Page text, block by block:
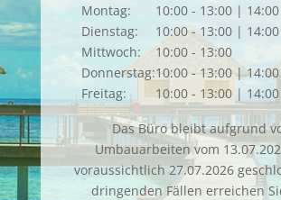
Montag:
Dienstag:
Mittwoch:
Donnerstag:
Freitag:
10:00 - 13:00 |
10:00 - 13:00 |
10:00 -
10:00 - 13:00 |
10:00 - 13:00 |
Das Büro bleibt aufgrund
Umbauarbeiten vom
voraussichtlich 27.07.2026
dringenden Fällen erreichen